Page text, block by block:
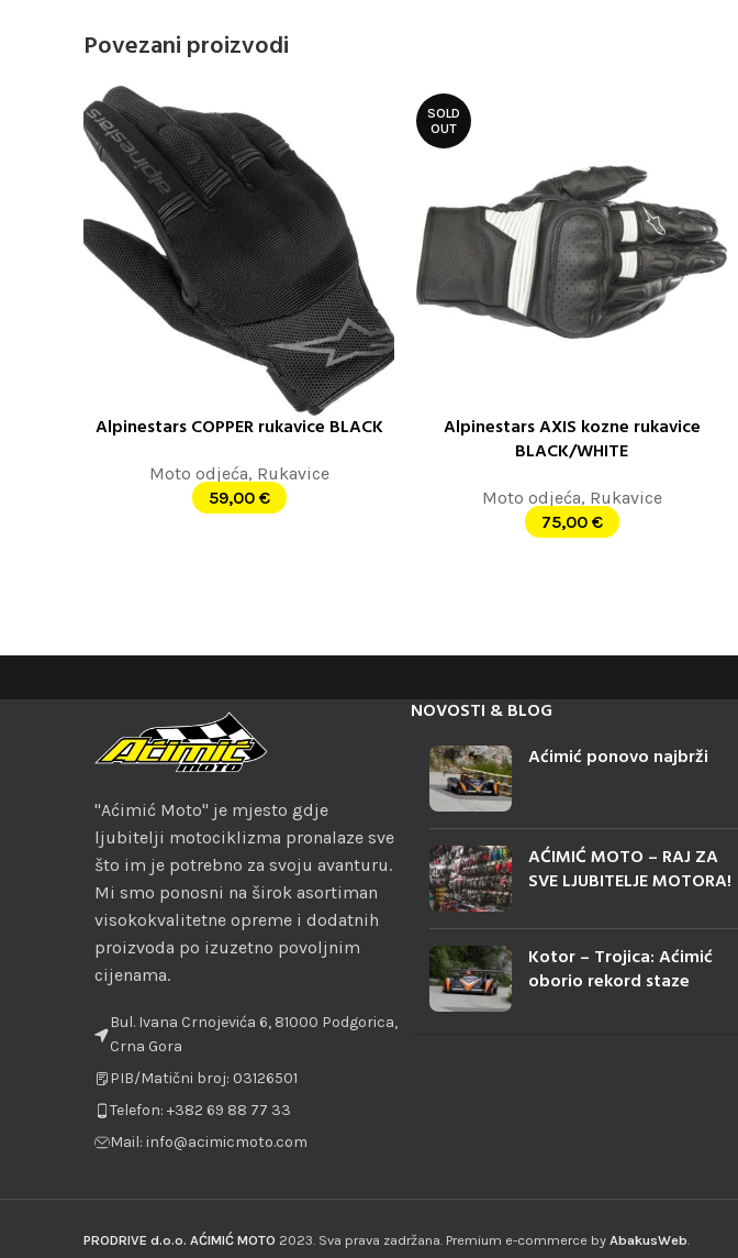
Povezani proizvodi
ODABERITE OPCIJE
Alpinestars COPPER rukavice BLACK
Moto odjeća, Rukavice
59,00 €
SOLD
OUT
ODABERITE OPCIJE
Alpinestars AXIS kozne rukavice
BLACK/WHITE
Moto odjeća, Rukavice
75,00 €
"Aćimić Moto" je mjesto gdje
ljubitelji motociklizma pronalaze sve
što im je potrebno za svoju avanturu.
Mi smo ponosni na širok asortiman
visokokvalitetne opreme i dodatnih
proizvoda po izuzetno povoljnim
cijenama.
Bul. Ivana Crnojevića 6, 81000 Podgorica,
Crna Gora
PIB/Matični broj: 03126501
Telefon: +382 69 88 77 33
Mail: info@acimicmoto.com
NOVOSTI & BLOG
Aćimić ponovo najbrži
AĆIMIĆ MOTO – RAJ ZA
SVE LJUBITELJE MOTORA!
Kotor – Trojica: Aćimić
oborio rekord staze
PRODRIVE d.o.o. AĆIMIĆ MOTO 2023. Sva prava zadržana. Premium e-commerce by AbakusWeb